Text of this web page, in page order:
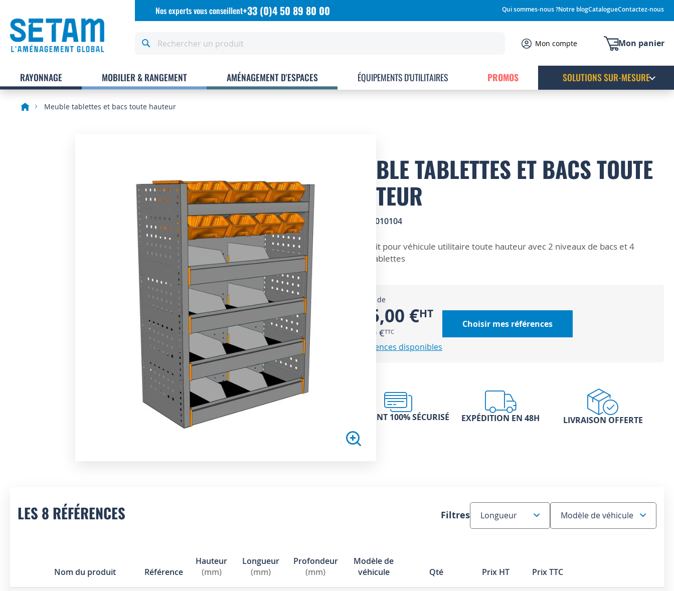
Allez
Qui sommes-nous ?Notre blogCatalogueContactez-nous
Nos experts vous conseillent+33 (0)4 50 89 80 00
Mon panier
Mon compte
RAYONNAGE MOBILIER & RANGEMENT AMÉNAGEMENT D'ESPACES ÉQUIPEMENTS D'UTILITAIRES PROMOS SOLUTIONS SUR-MESURE
Meuble tablettes et bacs toute hauteur
MEUBLE TABLETTES ET BACS TOUTE
HAUTEUR
0501010104
Kit pour véhicule utilitaire toute hauteur avec 2 niveaux de bacs et 4
tablettes
À partir de
565,00 €
678,00 €
8 références disponibles
Choisir mes références
PAIEMENT 100% SÉCURISÉ EXPÉDITION EN 48H LIVRAISON OFFERTE
LES 8 RÉFÉRENCES Filtres
Nom du produit Référence
Hauteur
(mm)
Longueur
(mm)
Profondeur
(mm)
Modèle de
véhicule
Qté Prix HT Prix TTC